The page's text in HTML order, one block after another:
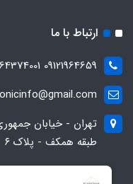
ارتباط با ما
09121964659 09364374001 ۰۲۱۶۶۷۶۵۰۸۳
تهران - خیابان
طبقه همکف - پلاک ۶